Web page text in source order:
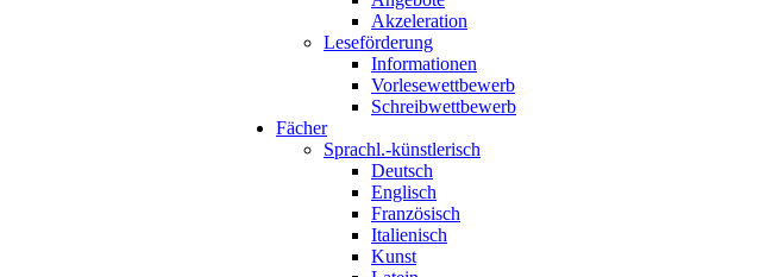
Akzeleration
Leseförderung
Informationen
Vorlesewettbewerb
Schreibwettbewerb
Fächer
Sprachl.-künstlerisch
Deutsch
Englisch
Französisch
Italienisch
Kunst